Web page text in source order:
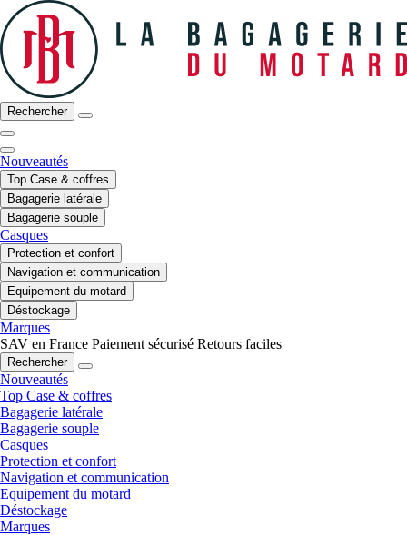
Rechercher
Nouveautés
Top Case & coffres
Bagagerie latérale
Bagagerie souple
Casques
Protection et confort
Navigation et communication
Equipement du motard
Déstockage
Marques
SAV en France Paiement sécurisé Retours faciles
Rechercher
Nouveautés
Top Case & coffres
Bagagerie latérale
Bagagerie souple
Casques
Protection et confort
Navigation et communication
Equipement du motard
Déstockage
Marques